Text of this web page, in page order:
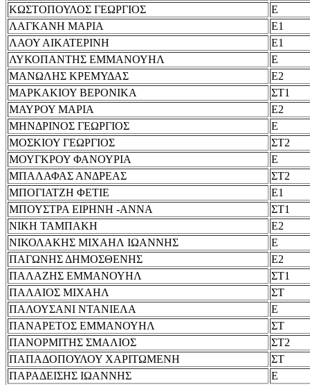
ΚΩΣΤΟΠΟΥΛΟΣ ΓΕΩΡΓΙΟΣ
Ε
ΛΑΓΚΑΝΗ ΜΑΡΙΑ
Ε1
ΛΑΟΥ ΑΙΚΑΤΕΡΙΝΗ
Ε1
ΛΥΚΟΠΑΝΤΗΣ ΕΜΜΑΝΟΥΗΛ
Ε
ΜΑΝΩΛΗΣ ΚΡΕΜΥΔΑΣ
Ε2
ΜΑΡΚΑΚΙΟΥ ΒΕΡΟΝΙΚΑ
ΣΤ1
ΜΑΥΡΟΥ ΜΑΡΙΑ
Ε2
ΜΗΝΔΡΙΝΟΣ ΓΕΩΡΓΙΟΣ
Ε
ΜΟΣΚΙΟΥ ΓΕΩΡΓΙΟΣ
ΣΤ2
ΜΟΥΓΚΡΟΥ ΦΑΝΟΥΡΙΑ
Ε
ΜΠΑΛΑΦΑΣ ΑΝΔΡΕΑΣ
ΣΤ2
ΜΠΟΓΙΑΤΖΗ ΦΕΤΙΕ
Ε1
ΜΠΟΥΣΤΡΑ ΕΙΡΗΝΗ -ΑΝΝΑ
ΣΤ1
ΝΙΚΗ ΤΑΜΠΑΚΗ
Ε2
ΝΙΚΟΛΑΚΗΣ ΜΙΧΑΗΛ ΙΩΑΝΝΗΣ
Ε
ΠΑΓΩΝΗΣ ΔΗΜΟΣΘΕΝΗΣ
Ε2
ΠΑΛΑΖΗΣ ΕΜΜΑΝΟΥΗΛ
ΣΤ1
ΠΑΛΑΙΟΣ ΜΙΧΑΗΛ
ΣΤ
ΠΑΛΟΥΣΑΝΙ ΝΤΑΝΙΕΛΑ
Ε
ΠΑΝΑΡΕΤΟΣ ΕΜΜΑΝΟΥΗΛ
ΣΤ
ΠΑΝΟΡΜΙΤΗΣ ΣΜΑΛΙΟΣ
ΣΤ2
ΠΑΠΑΔΟΠΟΥΛΟΥ ΧΑΡΙΤΩΜΕΝΗ
ΣΤ
ΠΑΡΑΔΕΙΣΗΣ ΙΩΑΝΝΗΣ
Ε